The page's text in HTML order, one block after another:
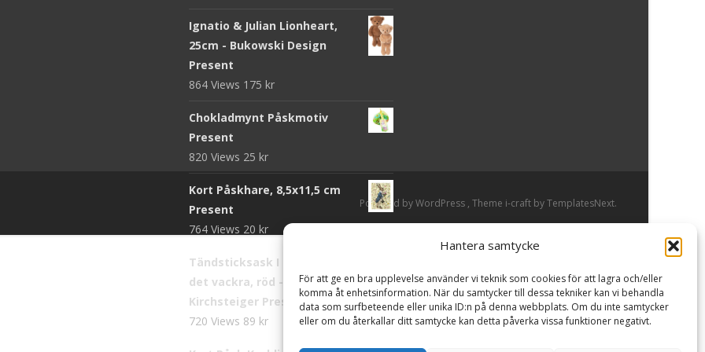
Hantera samtycke
För att ge en bra upplevelse använder vi teknik som cookies för att lagra och/eller
komma åt enhetsinformation. När du samtycker till dessa tekniker kan vi behandla
data som surfbeteende eller unika ID:n på denna webbplats. Om du inte samtycker
eller om du återkallar ditt samtycke kan detta påverka vissa funktioner negativt.
Ignatio & Julian Lionheart,
25cm - Bukowski Design
Present
864 Views 175 kr
Chokladmynt Påskmotiv
Present
820 Views 25 kr
Kort Påskhare, 8,5x11,5 cm
Present
764 Views 20 kr
Tändsticksask I den enkla bor
det vackra, röd - Ernst
Kirchsteiger Present
720 Views 89 kr
Powered by WordPress , Theme i-craft by TemplatesNext.